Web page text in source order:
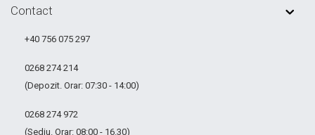
Contact
+40 756 075 297
0268 274 214
(Depozit. Orar: 07:30 - 14:00)
0268 274 972
(Sediu. Orar: 08:00 - 16.30)